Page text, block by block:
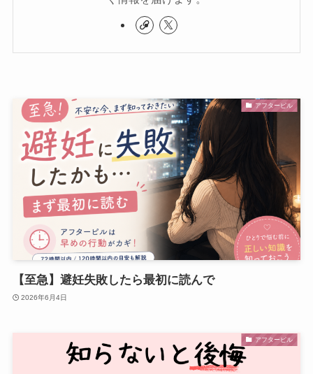
アフターピル
【至急】避妊失敗したら最初に読んで
2026年6月4日
アフターピル